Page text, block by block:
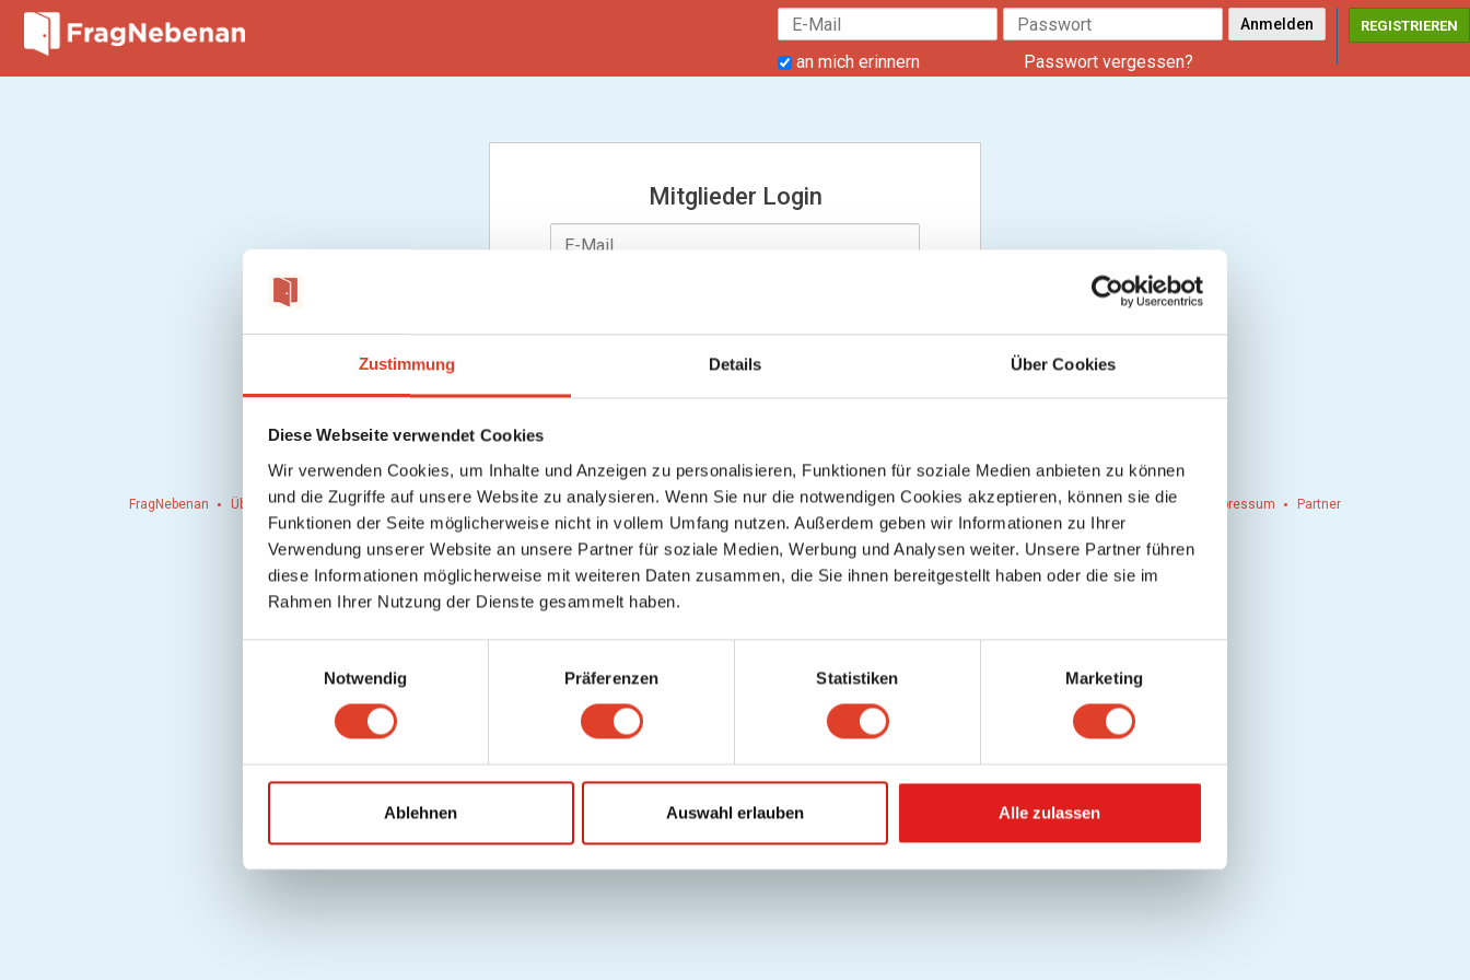
Zustimmung Details Über Cookies
Diese Webseite verwendet Cookies
Wir verwenden Cookies, um Inhalte und Anzeigen zu personalisieren, Funktionen für soziale Medien anbieten zu können
und die Zugriffe auf unsere Website zu analysieren. Wenn Sie nur die notwendigen Cookies akzeptieren, können sie die
Funktionen der Seite möglicherweise nicht in vollem Umfang nutzen. Außerdem geben wir Informationen zu Ihrer
Verwendung unserer Website an unsere Partner für soziale Medien, Werbung und Analysen weiter. Unsere Partner führen
diese Informationen möglicherweise mit weiteren Daten zusammen, die Sie ihnen bereitgestellt haben oder die sie im
Rahmen Ihrer Nutzung der Dienste gesammelt haben.
g
Notwendig Präferenzen Statistiken Marketing
Ablehnen Auswahl erlauben Alle zulassen
an mich erinnern Passwort vergessen?
REGISTRIEREN
Mitglieder Login
an mich erinnern Passwort vergessen?
FragNebenan Über uns Presse Hausordnung Hilfe / FAQ Datenschutz Cookies Nutzungsbedingungen/AGB Gutschein einlösen Werbung Kontakt Impressum Partner
Copyright © 2026 FragNebenan. Alle Rechte vorbehalten.Deutsch